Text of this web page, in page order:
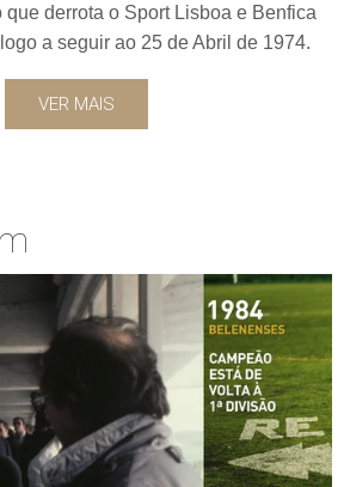
derrota o Sport Lisboa e Benfica
a seguir ao 25 de Abril de 1974.
VER MAIS